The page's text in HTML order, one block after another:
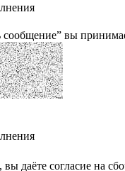
вы
даёте cогласие на